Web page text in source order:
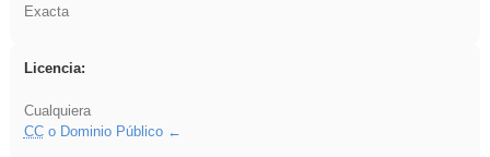
Exacta
Licencia:
Cualquiera
CCo Dominio Público